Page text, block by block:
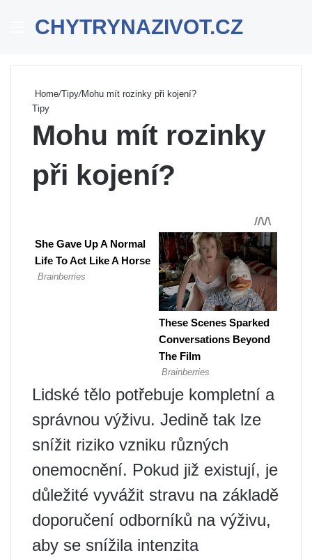
Menu
CHYTRYNAZIVOT.CZ
Home/Tipy/Mohu mít rozinky při kojení?
Tipy
Mohu mít rozinky
při kojení?
Lidské tělo potřebuje kompletní a
správnou výživu. Jedině tak lze
snížit riziko vzniku různých
onemocnění. Pokud již existují, je
důležité vyvážit stravu na základě
doporučení odborníků na výživu,
aby se snížila intenzita